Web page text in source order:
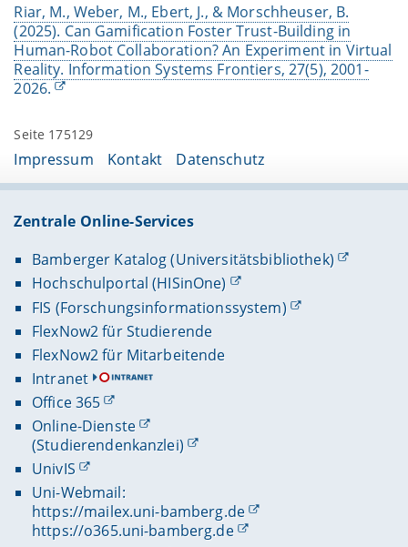
Riar, M., Weber, M., Ebert, J., & Morschheuser, B.
(2025). Can Gamification Foster Trust-Building in
Human-Robot Collaboration? An Experiment in Virtual
Reality. Information Systems Frontiers, 27(5), 2001-
2026.
Seite 175129
Impressum Kontakt Datenschutz
Zentrale Online-Services
Bamberger Katalog (Universitätsbibliothek)
Hochschulportal (HISinOne)
FIS (Forschungsinformationssystem)
FlexNow2 für Studierende
FlexNow2 für Mitarbeitende
Intranet
Office 365
Online-Dienste
(Studierendenkanzlei)
UnivIS
Uni-Webmail:
https://mailex.uni-bamberg.de
https://o365.uni-bamberg.de